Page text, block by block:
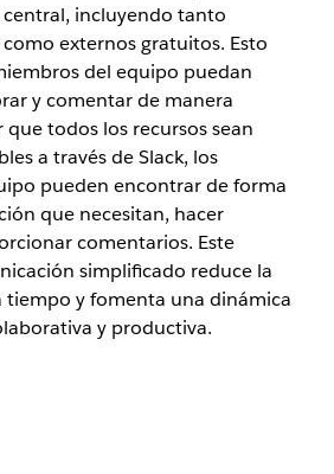
incluyendo tanto
externos gratuitos. Esto
del equipo puedan
y comentar de manera
todos los recursos sean
a través de Slack, los
pueden encontrar de forma
que necesitan, hacer
comentarios. Este
simplificado reduce la
tiempo y fomenta una dinámica
y productiva.